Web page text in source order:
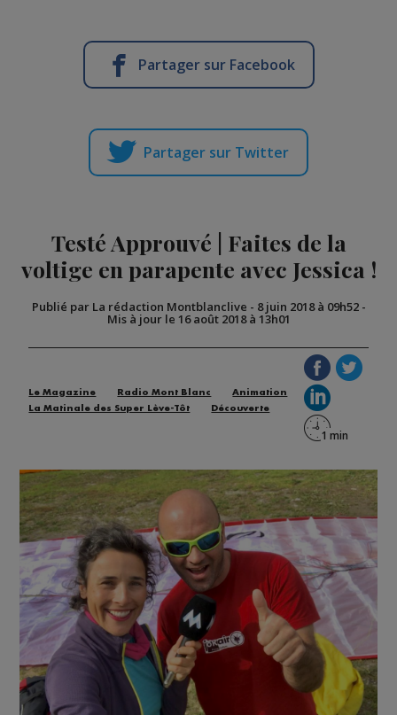
Partager sur Facebook
Partager sur Twitter
Testé Approuvé | Faites de la
voltige en parapente avec Jessica !
Publié par La rédaction Montblanclive - 8 juin 2018 à 09h52-
Mis à jour le 16 août 2018 à 13h01
Le Magazine Radio Mont Blanc
Animation
La Matinale des Super Lève-Tôt
Découverte